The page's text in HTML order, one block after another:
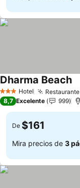
3 Estrellas
Hotel
Dharma Beach
8,7 Excelente 999
De $161
Mira precios de 3